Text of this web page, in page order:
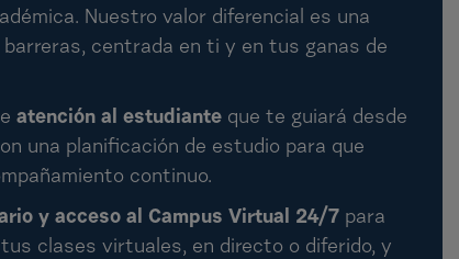
Nuestro valor diferencial es una
barreras, centrada en ti y en tus ganas de
atención al estudiante que te guiará desde
una planificación de estudio para que
continuo.
y acceso al Campus Virtual 24/7 para
clases virtuales, en directo o diferido, y